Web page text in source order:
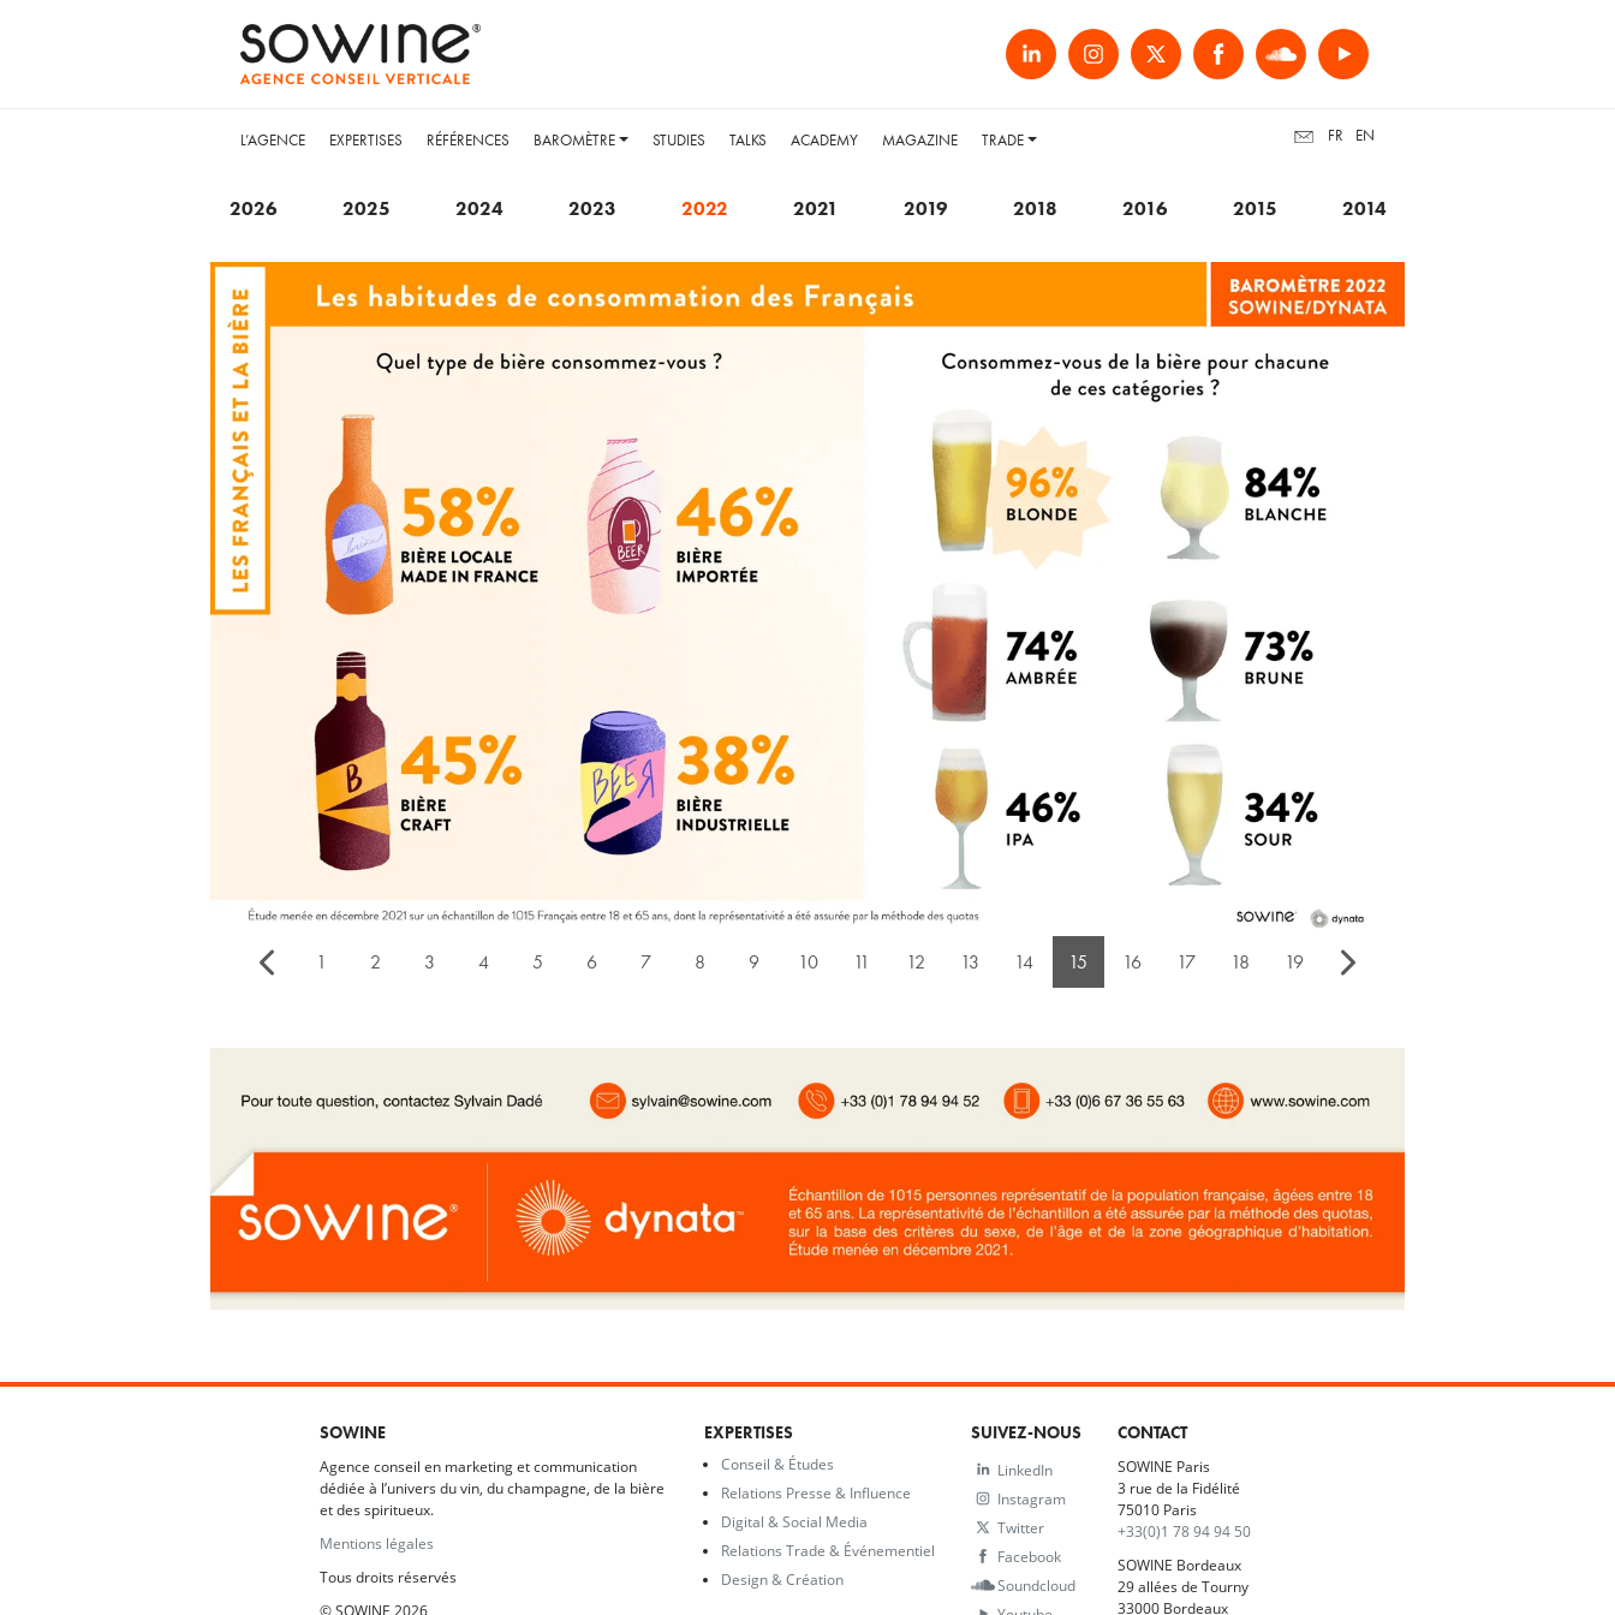
L’AGENCE EXPERTISES RÉFÉRENCES BAROMÈTRE STUDIES TALKS ACADEMY MAGAZINE TRADE FR EN
2026 2025 2024 2023 2022 2021 2019 2018 2016 2015 2014
1 2 3 4 5 6 7 8 9 10 11 12 13 14 15 16 17 18 19
SOWINE
Agence conseil en marketing et communication
dédiée à l’univers du vin, du champagne, de la bière
et des spiritueux.
Mentions légales
Tous droits réservés
© SOWINE 2026
EXPERTISES
Conseil & Études
Relations Presse & Influence
Digital & Social Media
Relations Trade & Événementiel
Design & Création
SUIVEZ-NOUS
LinkedIn
Instagram
Twitter
Facebook
Soundcloud
CONTACT
SOWINE Paris
3 rue de la Fidélité
75010 Paris
+33(0)1 78 94 94 50
SOWINE Bordeaux
29 allées de Tourny
33000 Bordeaux